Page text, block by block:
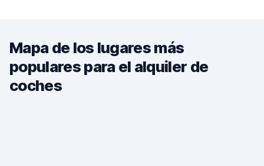
Mapa de los lugares más
populares para el alquiler de
coches